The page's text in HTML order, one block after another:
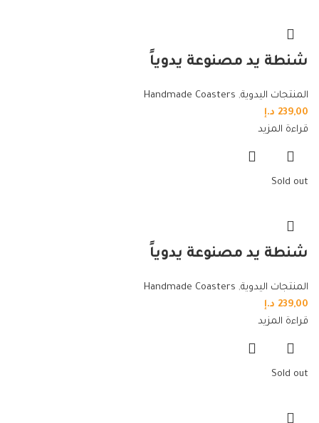
شنطة يد مصنوعة يدوياً
المنتجات اليدوية,
Handmade Coasters
239,00 د.إ
قراءة المزيد
Sold out
شنطة يد مصنوعة يدوياً
المنتجات اليدوية,
Handmade Coasters
239,00 د.إ
قراءة المزيد
Sold out